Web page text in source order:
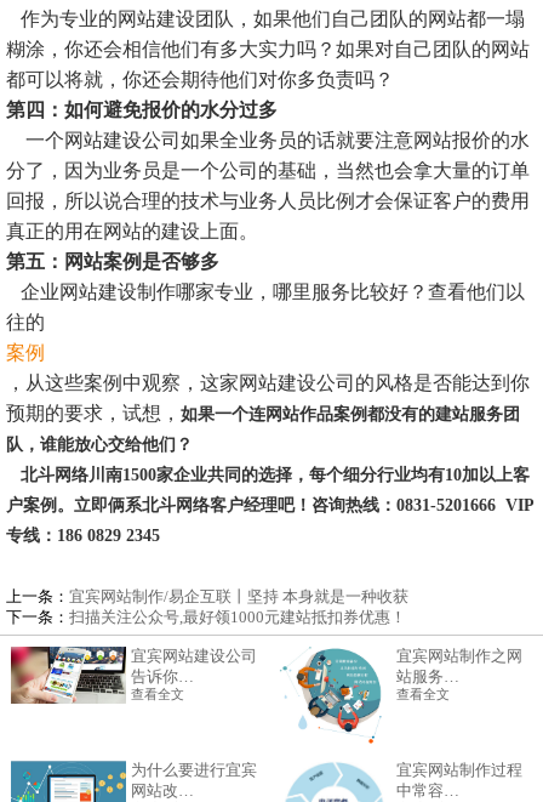
作为专业的网站建设团队，如果他们自己团队的网站都一塌
糊涂，你还会相信他们有多大实力吗？如果对自己团队的网站
都可以将就，你还会期待他们对你多负责吗？
第四：如何避免报价的水分过多
一个网站建设公司如果全业务员的话就要注意网站报价的水
分了，因为业务员是一个公司的基础，当然也会拿大量的订单
回报，所以说合理的技术与业务人员比例才会保证客户的费用
真正的用在网站的建设上面。
第五：网站案例是否够多
企业网站建设制作哪家专业，哪里服务比较好？查看他们以
往的
案例
，从这些案例中观察，这家网站建设公司的风格是否能达到你
预期的要求，试想， 如果一个连网站作品案例都没有的建站服务团
队，谁能放心交给他们？
北斗网络川南1500家企业共同的选择，每个细分行业均有10加以上客
户案例。立即俩系北斗网络客户经理吧！咨询热线：0831-5201666 VIP
专线：186 0829 2345
上一条： 宜宾网站制作/易企互联丨坚持 本身就是一种收获
下一条： 扫描关注公众号,最好领1000元建站抵扣券优惠！
宜宾网站建设公司
告诉你…
查看全文
宜宾网站制作之网
站服务…
查看全文
为什么要进行宜宾
网站改…
宜宾网站制作过程
中常容…